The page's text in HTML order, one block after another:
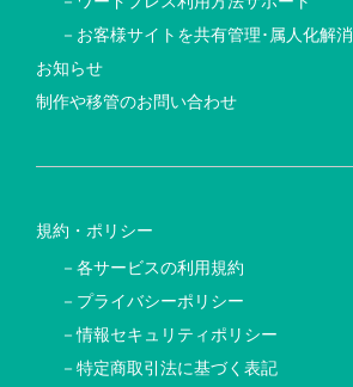
－お客様サイトを共有管理･属人化解消
お知らせ
制作や移管のお問い合わせ
規約・ポリシー
－各サービスの利用規約
－プライバシーポリシー
－情報セキュリティポリシー
－特定商取引法に基づく表記